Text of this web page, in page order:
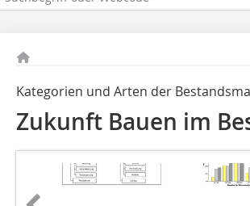
Kategorien und Arten der
Zukunft Bauen im